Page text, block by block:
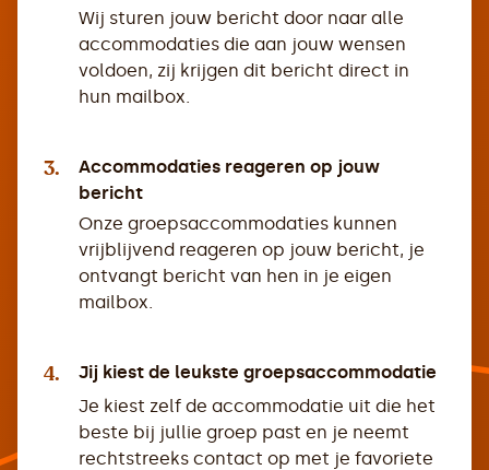
Wij sturen jouw bericht door naar alle
accommodaties die aan jouw wensen
voldoen, zij krijgen dit bericht direct in
hun mailbox.
3.
Accommodaties reageren op jouw
bericht
Onze groepsaccommodaties kunnen
vrijblijvend reageren op jouw bericht, je
ontvangt bericht van hen in je eigen
mailbox.
4.
Jij kiest de leukste groepsaccommodatie
Je kiest zelf de accommodatie uit die het
beste bij jullie groep past en je neemt
rechtstreeks contact op met je favoriete